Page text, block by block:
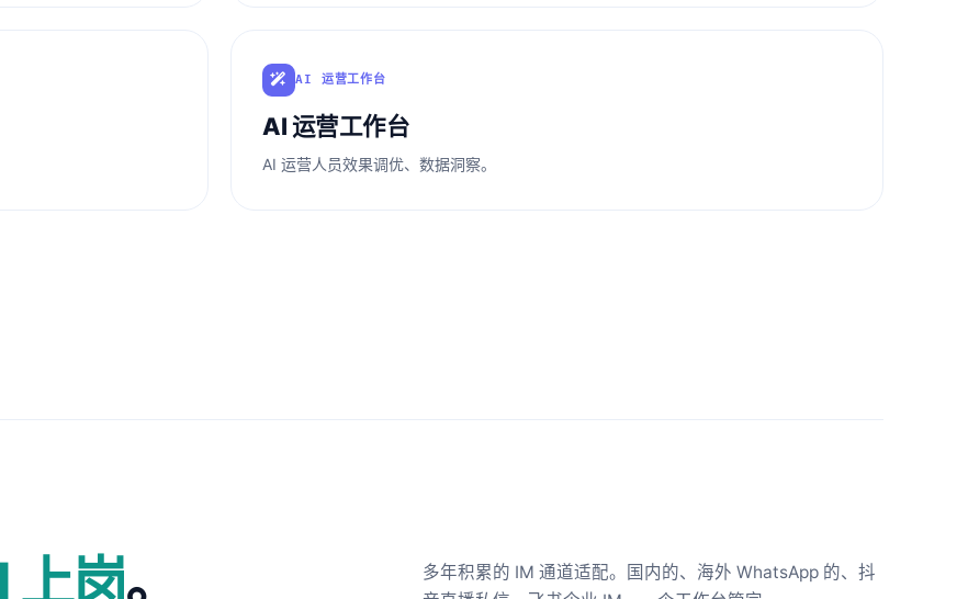
AI 运营工作台
AI 运营工作台
AI 运营人员效果调优、数据洞察。
上岗。
多年积累的 IM 通道适配。国内的、海外 WhatsApp 的、抖